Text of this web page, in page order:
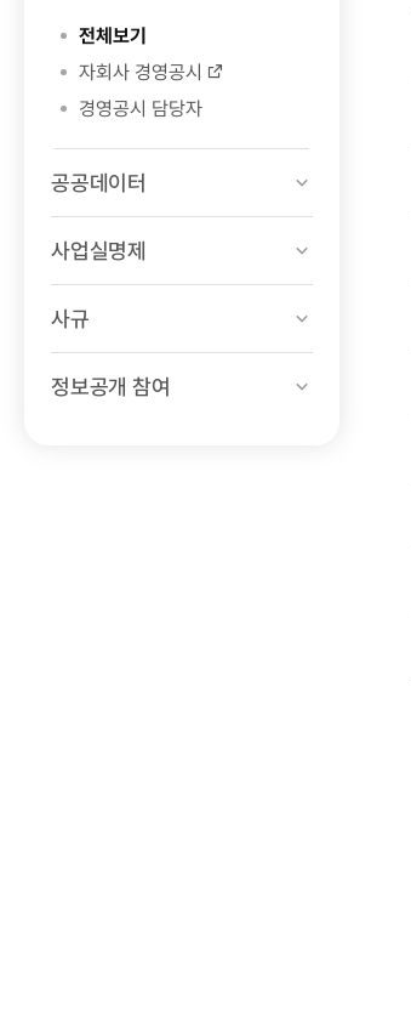
전체보기
자회사 경영공시
경영공시 담당자
공공데이터
사업실명제
사규
정보공개 참여